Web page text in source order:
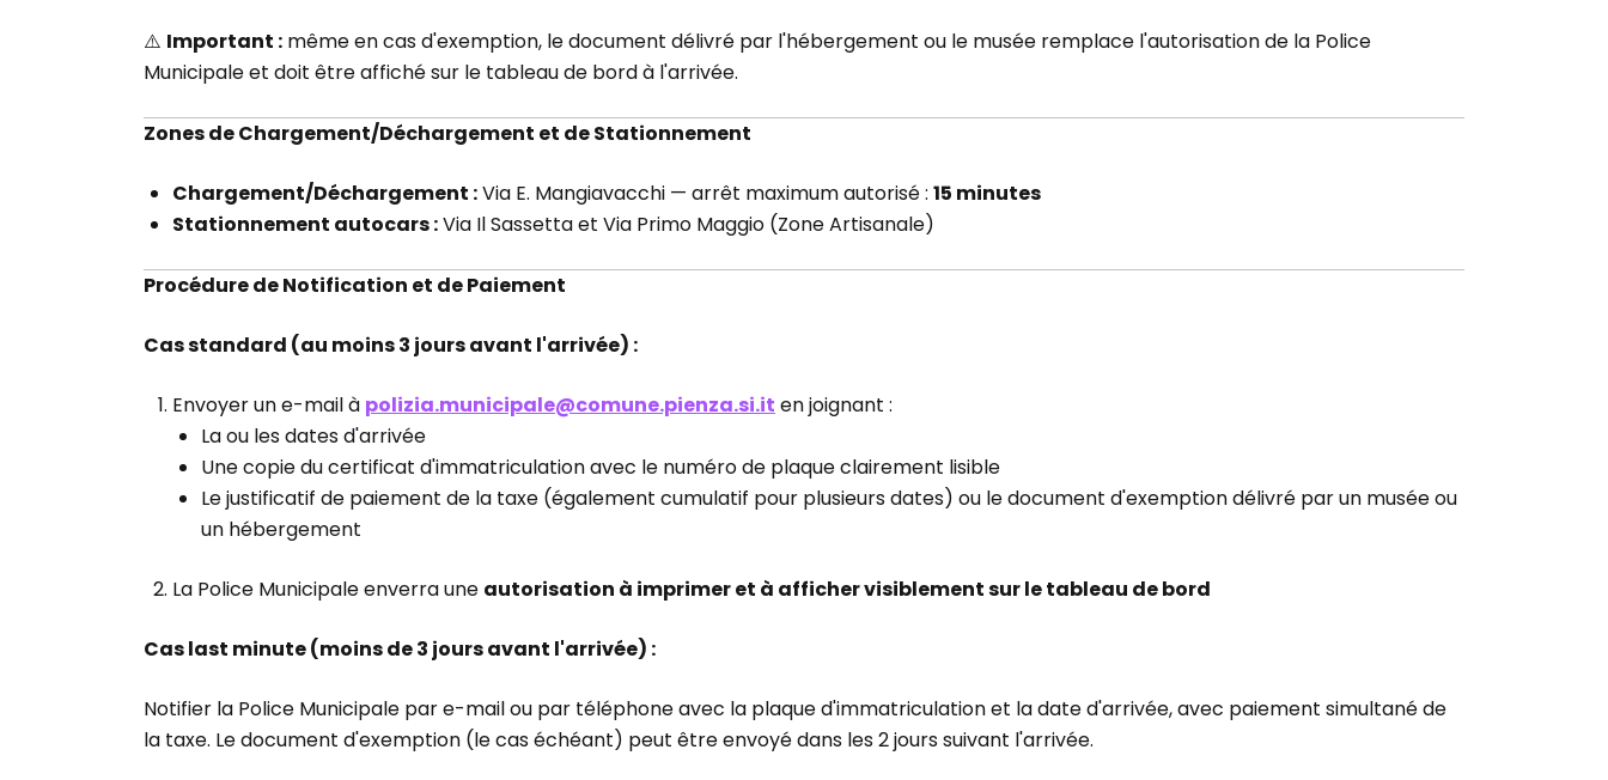
⚠️ Important : même en cas d'exemption, le document délivré par l'hébergement ou le musée remplace l'autorisation de la Police
Municipale et doit être affiché sur le tableau de bord à l'arrivée.
Zones de Chargement/Déchargement et de Stationnement
Chargement/Déchargement :Via E. Mangiavacchi — arrêt maximum autorisé : 15 minutes
Stationnement autocars :Via Il Sassetta et Via Primo Maggio (Zone Artisanale)
Procédure de Notification et de Paiement
Cas standard (au moins 3 jours avant l'arrivée) :
Envoyer un e-mail à polizia.municipale@comune.pienza.si.it en joignant :
La ou les dates d'arrivée
Une copie du certificat d'immatriculation avec le numéro de plaque clairement lisible
Le justificatif de paiement de la taxe (également cumulatif pour plusieurs dates) ou le document d'exemption délivré par un musée ou
un hébergement
La Police Municipale enverra une autorisation à imprimer et à afficher visiblement sur le tableau de bord
Cas last minute (moins de 3 jours avant l'arrivée) :
Notifier la Police Municipale par e-mail ou par téléphone avec la plaque d'immatriculation et la date d'arrivée, avec paiement simultané de
la taxe. Le document d'exemption (le cas échéant) peut être envoyé dans les 2 jours suivant l'arrivée.